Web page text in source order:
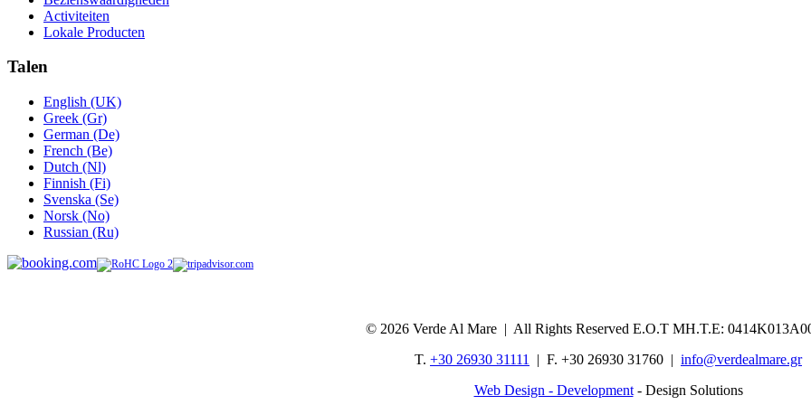
Activiteiten
Lokale Producten
Talen
English (UK)
Greek (Gr)
German (De)
French (Be)
Dutch (Nl)
Finnish (Fi)
Svenska (Se)
Norsk (No)
Russian (Ru)
© 2026 Verde Al Mare | All Rights Reserved Ε.Ο.Τ ΜΗ.Τ.Ε:
T. +30 26930 31111 | F. +30 26930 31760 | info@verdealmare.gr
Web Design - Development- Design Solutions